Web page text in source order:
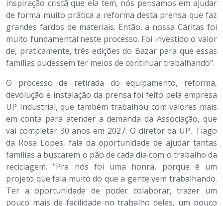
inspiração cristã que ela tem, nós pensamos em ajudar
de forma muito prática a reforma desta prensa que faz
grandes fardos de materiais. Então, a nossa Cáritas foi
muito fundamental neste processo. Foi investido o valor
de, praticamente, três edições do Bazar para que essas
famílias pudessem ter meios de continuar trabalhando".
O processo de retirada do equipamento, reforma,
devolução e instalação da prensa foi feito pela empresa
UP Industrial, que também trabalhou com valores mais
em conta para atender a demanda da Associação, que
vai completar 30 anos em 2027. O diretor da UP, Tiago
da Rosa Lopes, fala da oportunidade de ajudar tantas
famílias a buscarem o pão de cada dia com o trabalho da
reciclagem. "Pra nós foi uma honra, porque é um
projeto que fala muito do que a gente vem trabalhando.
Ter a oportunidade de poder colaborar, trazer um
pouco mais de facilidade no trabalho deles, um pouco